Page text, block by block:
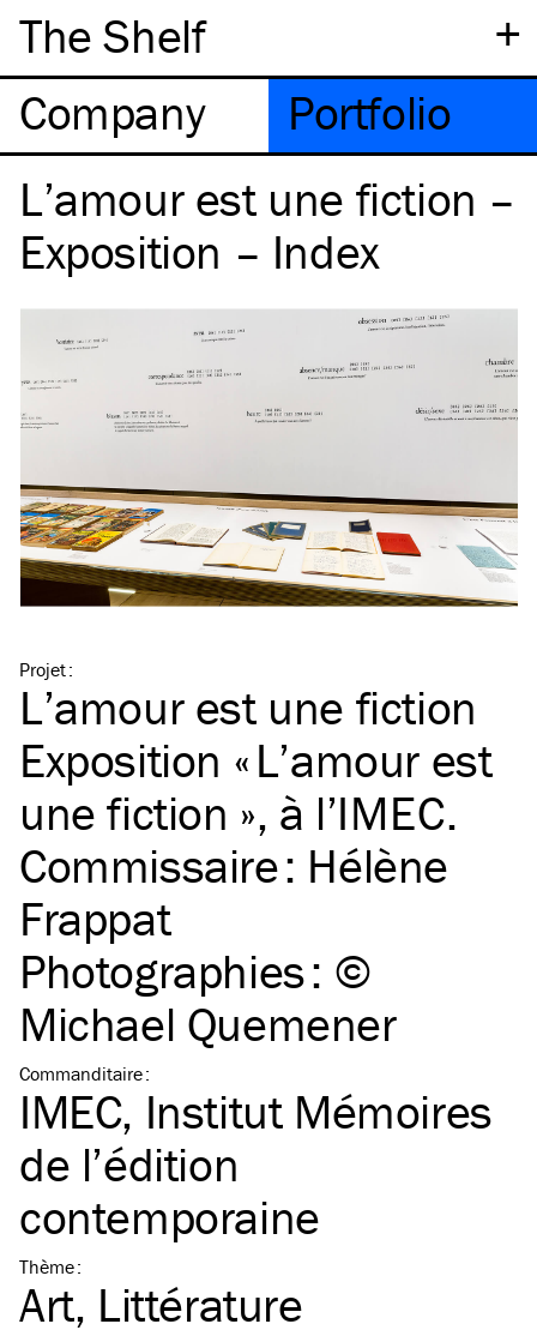
+
The Shelf
Company
Portfolio
L’amour est une fiction –
Exposition – Index
Projet:
L’amour est une fiction
Exposition « L’amour est
une fiction », à l’IMEC.
Commissaire : Hélène
Frappat
Photographies : ©
Michael Quemener
Commanditaire:
IMEC, Institut Mémoires
de l’édition
contemporaine
Thème:
Art Littérature